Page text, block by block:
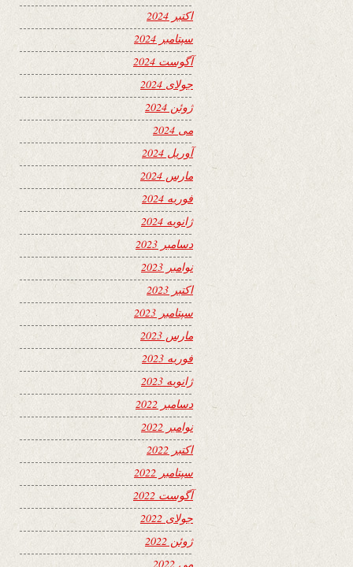
اکتبر 2024
سپتامبر 2024
آگوست 2024
جولای 2024
ژوئن 2024
می 2024
آوریل 2024
مارس 2024
فوریه 2024
ژانویه 2024
دسامبر 2023
نوامبر 2023
اکتبر 2023
سپتامبر 2023
مارس 2023
فوریه 2023
ژانویه 2023
دسامبر 2022
نوامبر 2022
اکتبر 2022
سپتامبر 2022
آگوست 2022
جولای 2022
ژوئن 2022
می 2022